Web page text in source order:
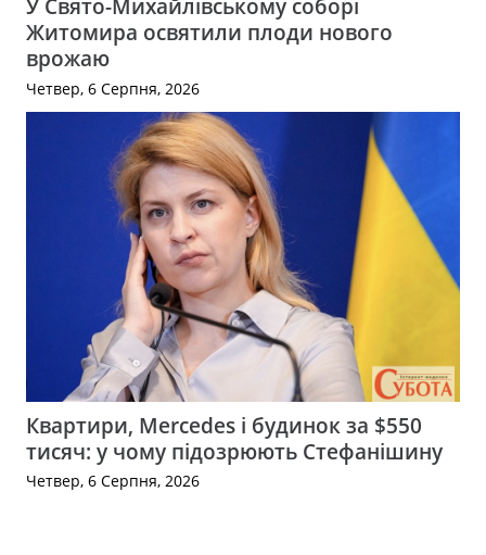
У Свято-Михайлівському соборі
Житомира освятили плоди нового
врожаю
Четвер, 6 Серпня, 2026
Квартири, Mercedes і будинок за $550
тисяч: у чому підозрюють Стефанішину
Четвер, 6 Серпня, 2026